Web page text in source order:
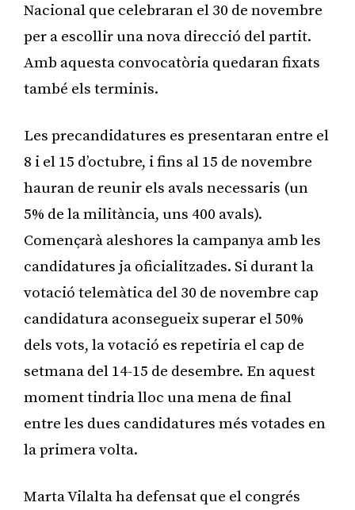
Nacional que celebraran el 30 de novembre
per a escollir una nova direcció del partit.
Amb aquesta convocatòria quedaran fixats
també els terminis.
Les precandidatures es presentaran entre el
8 i el 15 d’octubre, i fins al 15 de novembre
hauran de reunir els avals necessaris (un
5% de la militància, uns 400 avals).
Començarà aleshores la campanya amb les
candidatures ja oficialitzades. Si durant la
votació telemàtica del 30 de novembre cap
candidatura aconsegueix superar el 50%
dels vots, la votació es repetiria el cap de
setmana del 14-15 de desembre. En aquest
moment tindria lloc una mena de final
entre les dues candidatures més votades en
la primera volta.
Marta Vilalta ha defensat que el congrés